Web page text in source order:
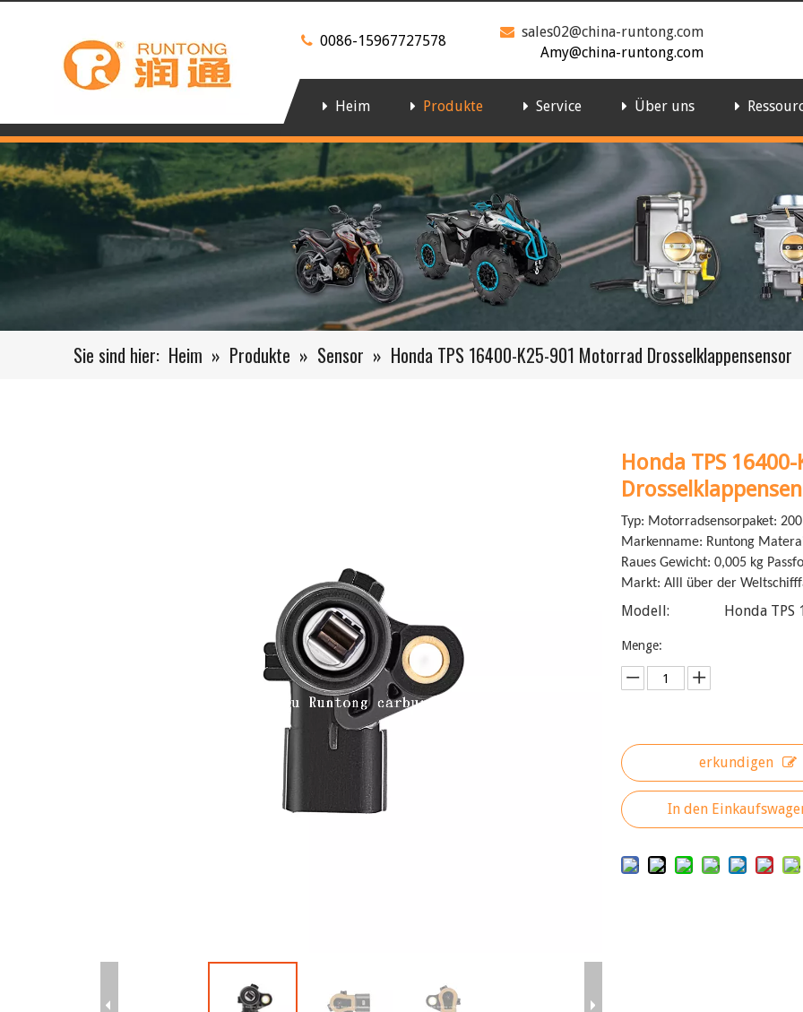
 0086-15967727578
 sales02@china-runtong.com
Amy@china-runtong.com
Heim Produkte Service Über uns
Sie sind hier: Heim » Produkte » Sensor » Honda TPS 16400-K25-901 Motorrad Drosselklappensensor
Honda TPS
Typ: Motorradsensorpaket:
Markenname: Runtong
Raues Gewicht: 0,005 kg
Markt: Alll über der
Modell: Honda TPS
Menge:
erkundigen
In den